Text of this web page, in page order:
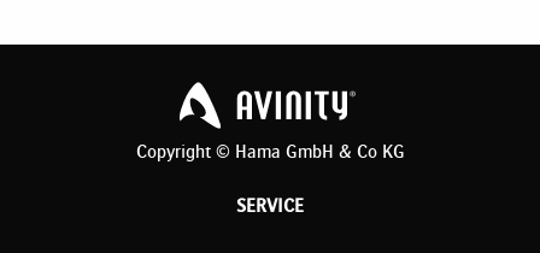
Copyright © Hama GmbH & Co KG
SERVICE